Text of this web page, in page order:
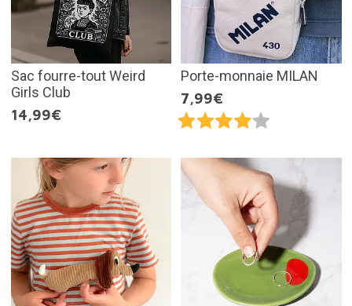
Sac fourre-tout Weird
Girls Club
14,99€
Porte-monnaie MILAN
7,99€